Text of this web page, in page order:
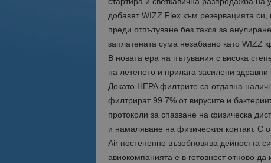
добавят WIZZ Flex към резервацията си,
преди отпътуване без такса за
заплатената сума незабавно като WIZZ
В новата ера на пътувания с висока
на летенето и прилага засилени
Докато HEPA филтрите са отдавна
филтрират 99.7% от вирусите и
протоколи за спазване на физическа
и намаляване на физическия контакт. С
Air постепенно възобновява дейността
авиокомпанията е в готовност отново